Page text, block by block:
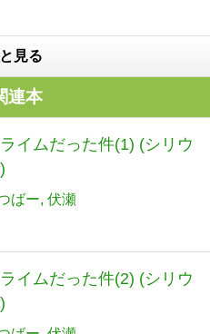
見る
連本
イムだった件(1) (シリウ
ばー 伏瀬
イムだった件(2) (シリウ